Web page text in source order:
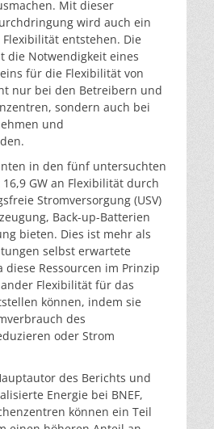
Mit dieser
wird auch ein
entstehen. Die
die Notwendigkeit eines
für die Flexibilität von
nur bei den Betreibern und
sondern auch bei
und
in den fünf untersuchten
GW an Flexibilität durch
Stromversorgung (USV)
Back-up-Batterien
bieten. Dies ist mehr als
selbst erwartete
diese Ressourcen im Prinzip
Flexibilität für das
können, indem sie
des
oder Strom
des Berichts und
Energie bei BNEF,
können ein Teil